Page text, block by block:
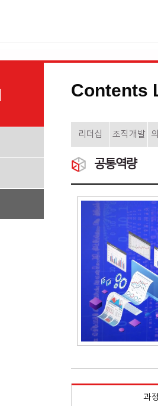
Contents
리더십 조직개발
공통역량
과